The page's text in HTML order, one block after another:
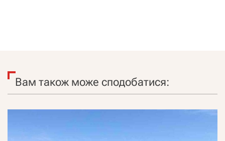
Вам також може сподобатися: